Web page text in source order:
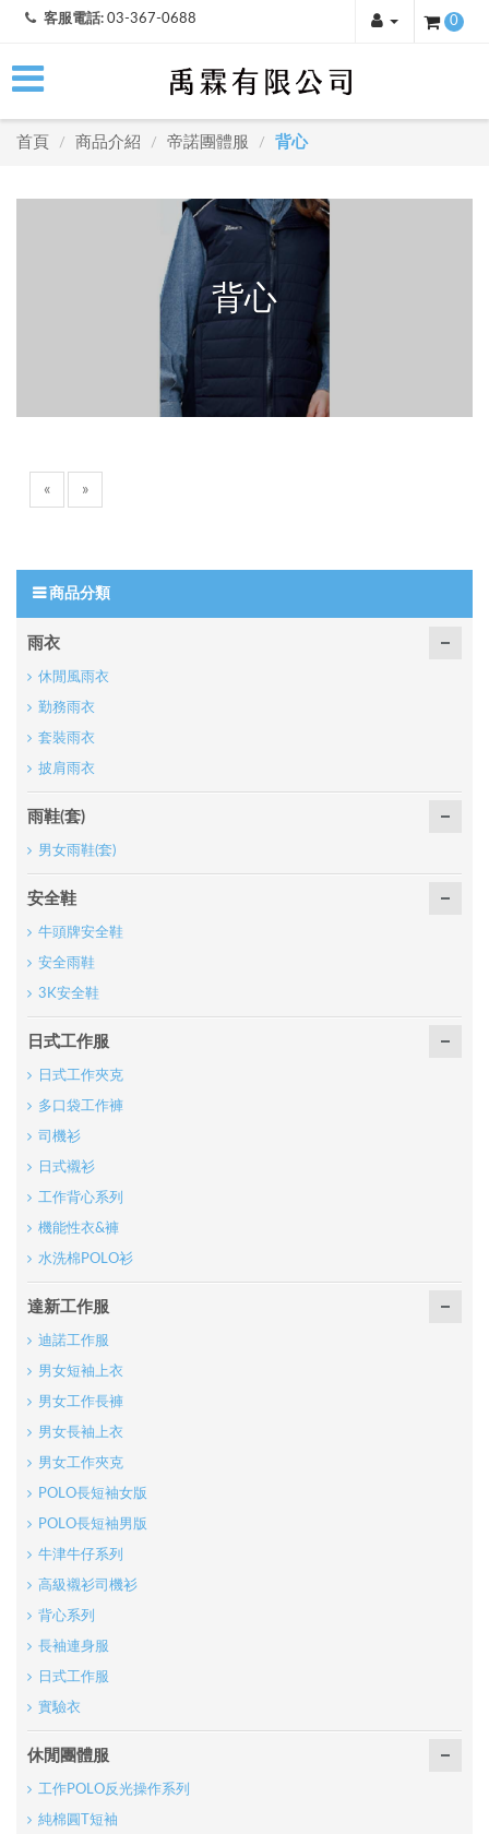
客服電話: 03-367-0688 0
首頁 / 商品介紹 / 帝諾團體服 / 背心
背心
« »
商品分類
雨衣
休閒風雨衣
勤務雨衣
套裝雨衣
披肩雨衣
雨鞋(套)
男女雨鞋(套)
安全鞋
牛頭牌安全鞋
安全雨鞋
3K安全鞋
日式工作服
日式工作夾克
多口袋工作褲
司機衫
日式襯衫
工作背心系列
機能性衣&褲
水洗棉POLO衫
達新工作服
迪諾工作服
男女短袖上衣
男女工作長褲
男女長袖上衣
男女工作夾克
POLO長短袖女版
POLO長短袖男版
牛津牛仔系列
高級襯衫司機衫
背心系列
長袖連身服
日式工作服
實驗衣
休閒團體服
工作POLO反光操作系列
純棉圓T短袖